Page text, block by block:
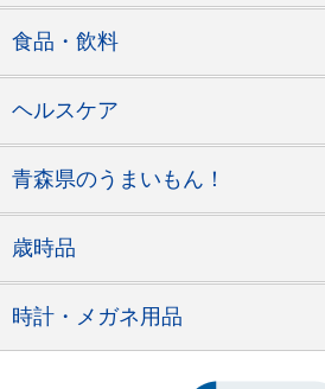
食品・飲料
ヘルスケア
青森県のうまいもん！
歳時品
時計・メガネ用品